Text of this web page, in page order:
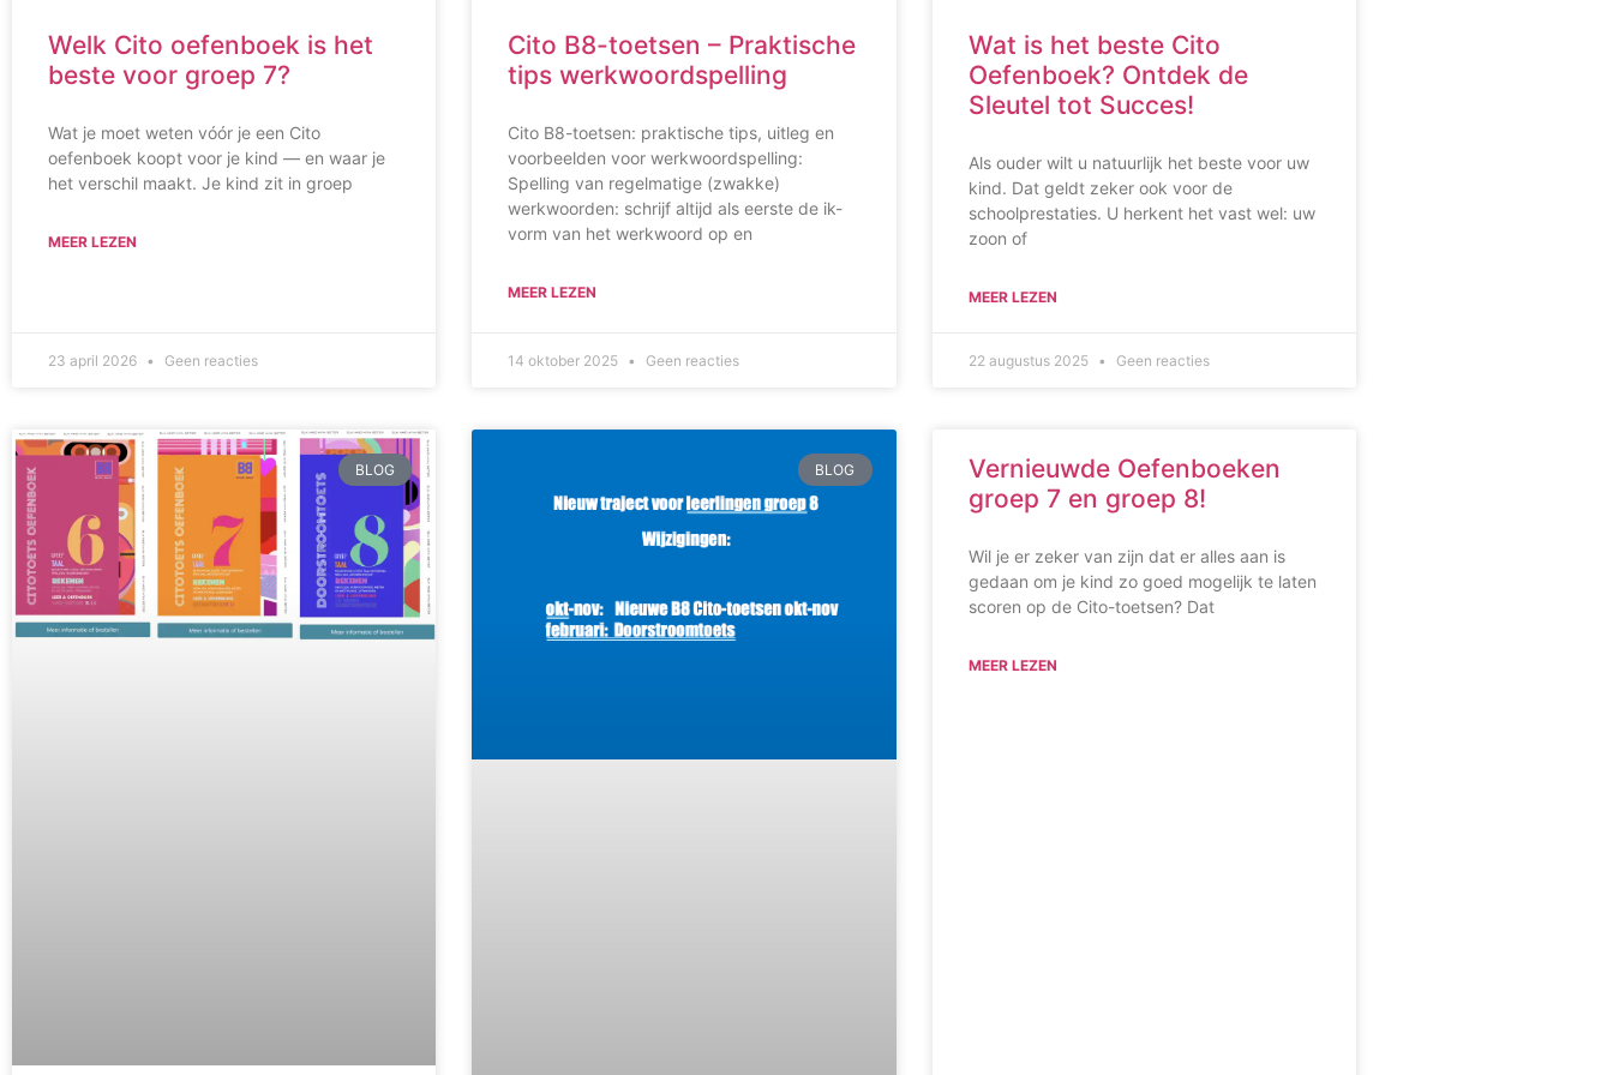
Welk Cito oefenboek is het
beste voor groep 7?
Wat je moet weten vóór je een Cito
oefenboek koopt voor je kind — en waar je
het verschil maakt. Je kind zit in groep
MEER LEZEN
23 april 2026 Geen reacties
Cito B8-toetsen – Praktische
tips werkwoordspelling
Cito B8-toetsen: praktische tips, uitleg en
voorbeelden voor werkwoordspelling:
Spelling van regelmatige (zwakke)
werkwoorden: schrijf altijd als eerste de ik-
vorm van het werkwoord op en
MEER LEZEN
14 oktober 2025 Geen reacties
Wat is het beste Cito
Oefenboek? Ontdek de
Sleutel tot Succes!
Als ouder wilt u natuurlijk het beste voor uw
kind. Dat geldt zeker ook voor de
schoolprestaties. U herkent het vast wel: uw
zoon of
MEER LEZEN
22 augustus 2025 Geen reacties
BLOG BLOG
Vernieuwde Oefenboeken
groep 7 en groep 8!
Wil je er zeker van zijn dat er alles aan is
gedaan om je kind zo goed mogelijk te laten
scoren op de Cito-toetsen? Dat
MEER LEZEN